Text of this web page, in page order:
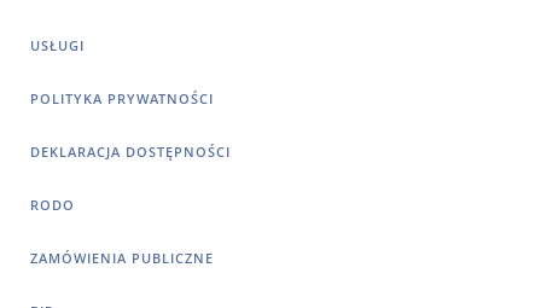
USŁUGI
POLITYKA PRYWATNOŚCI
DEKLARACJA DOSTĘPNOŚCI
RODO
ZAMÓWIENIA PUBLICZNE